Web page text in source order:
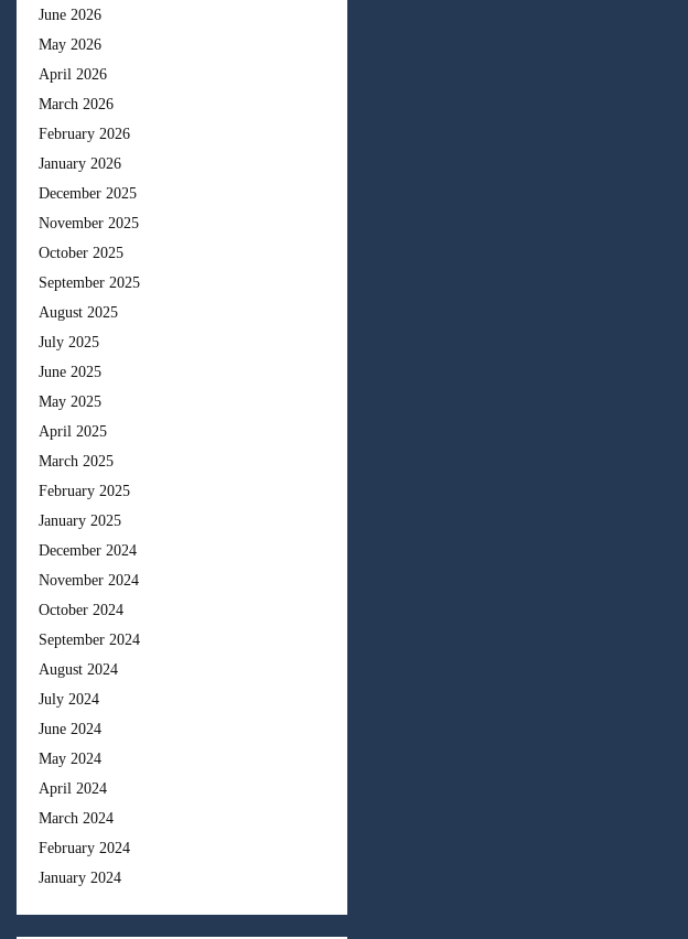
June 2026
May 2026
April 2026
March 2026
February 2026
January 2026
December 2025
November 2025
October 2025
September 2025
August 2025
July 2025
June 2025
May 2025
April 2025
March 2025
February 2025
January 2025
December 2024
November 2024
October 2024
September 2024
August 2024
July 2024
June 2024
May 2024
April 2024
March 2024
February 2024
January 2024